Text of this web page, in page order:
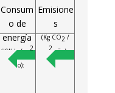
Consum
o de
energía
(KW h / m2
año):
Emisione
s
(Kg CO2 /
2año):